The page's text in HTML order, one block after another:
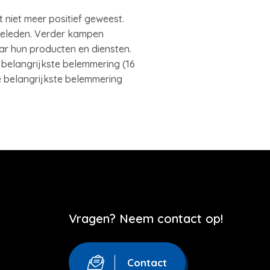
niet meer positief geweest.
Verder kampen
hun producten en diensten.
belemmering (16
belemmering
Vragen? Neem contact op!
Contact